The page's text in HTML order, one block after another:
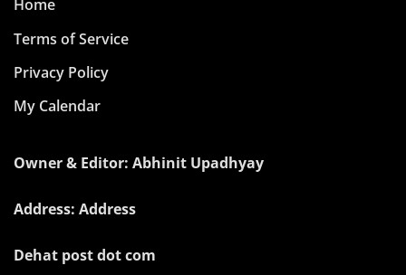
Home
Terms of Service
Privacy Policy
My Calendar
Owner & Editor: Abhinit Upadhyay
Address: Address
Dehat post dot com